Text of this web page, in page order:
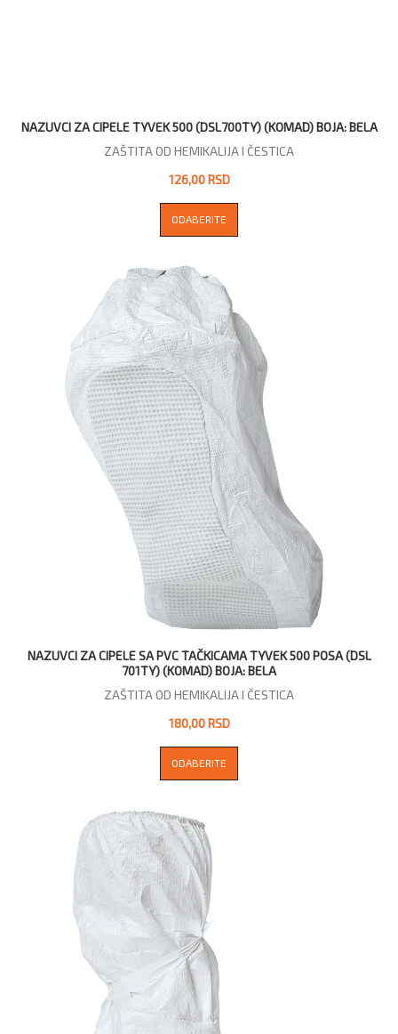
NAZUVCI ZA CIPELE TYVEK 500 (DSL700TY) (KOMAD) BOJA: BELA
ZAŠTITA OD HEMIKALIJA I ČESTICA
126,00 RSD
ODABERITE
NAZUVCI ZA CIPELE SA PVC TAČKICAMA TYVEK 500 POSA (DSL
701TY) (KOMAD) BOJA: BELA
ZAŠTITA OD HEMIKALIJA I ČESTICA
180,00 RSD
ODABERITE